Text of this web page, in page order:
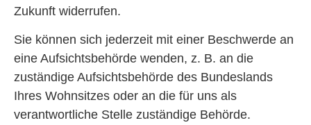
Zukunft widerrufen.
Sie können sich jederzeit mit einer Beschwerde an
eine Aufsichtsbehörde wenden, z. B. an die
zuständige Aufsichtsbehörde des Bundeslands
Ihres Wohnsitzes oder an die für uns als
verantwortliche Stelle zuständige Behörde.